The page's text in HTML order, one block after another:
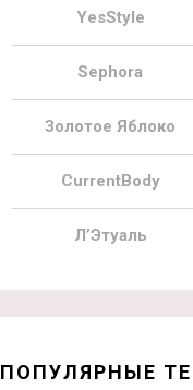
YesStyle
Sephora
Золотое Яблоко
CurrentBody
Л’Этуаль
ПОПУЛЯРНЫЕ